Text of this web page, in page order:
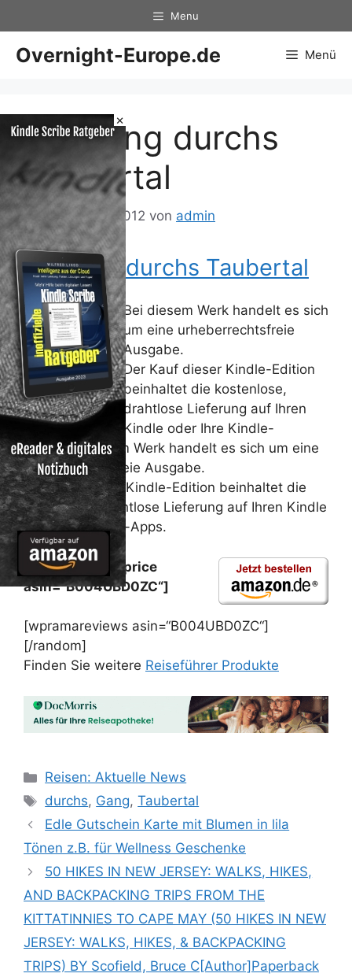
×
Inhalt
springen
Menu
Overnight-Europe.de Menü
Ein Gang durchs
Taubertal
14. Dezember 2012 von admin
Ein Gang durchs Taubertal
Bei diesem Werk handelt es sich
um eine urheberrechtsfreie
Ausgabe.
Der Kauf dieser Kindle-Edition
beinhaltet die kostenlose,
drahtlose Lieferung auf Ihren
Kindle oder Ihre Kindle-
Apps.Bei diesem Werk handelt es sich um eine
urheberrechtsfreie Ausgabe.
Der Kauf dieser Kindle-Edition beinhaltet die
kostenlose, drahtlose Lieferung auf Ihren Kindle
oder Ihre Kindle-Apps.
Preis: [wpramaprice
asin=“B004UBD0ZC“]
[wpramareviews asin=“B004UBD0ZC“]
[/random]
Finden Sie weitere Reiseführer Produkte
Kategorien
Reisen: Aktuelle News
Schlagwörter
durchs, Gang,Taubertal
Edle Gutschein Karte mit Blumen in lila
Tönen z.B. für Wellness Geschenke
50 HIKES IN NEW JERSEY: WALKS, HIKES,
AND BACKPACKING TRIPS FROM THE
KITTATINNIES TO CAPE MAY (50 HIKES IN NEW
JERSEY: WALKS, HIKES, & BACKPACKING
TRIPS) BY Scofield, Bruce C[Author]Paperback